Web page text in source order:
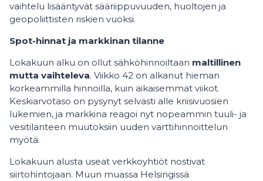
vaihtelu lisääntyvät sääriippuvuuden, huoltojen ja
geopoliittisten riskien vuoksi.
Spot-hinnat ja markkinan tilanne
Lokakuun alku on ollut sähköhinnoiltaan maltillinen
mutta vaihteleva. Viikko 42 on alkanut hieman
korkeammilla hinnoilla, kuin aikaisemmat viikot.
Keskiarvotaso on pysynyt selvästi alle kriisivuosien
lukemien, ja markkina reagoi nyt nopeammin tuuli- ja
vesitilanteen muutoksiin uuden varttihinnoittelun
myötä.
Lokakuun alusta useat verkkoyhtiöt nostivat
siirtohintojaan. Muun muassa Helsingissä